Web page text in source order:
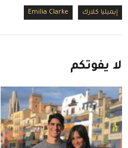
إيميليا كلارك Emilia Clarke
لا يفوتكم